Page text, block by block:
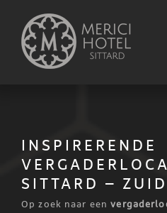
content
INSPIRERENDE
SITTARD –
Op zoek naar een